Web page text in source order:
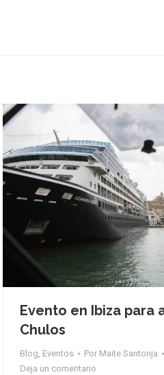
Evento en Ibiza para
Chulos
Blog, Eventos Por Maite Santonja
Deja un comentario